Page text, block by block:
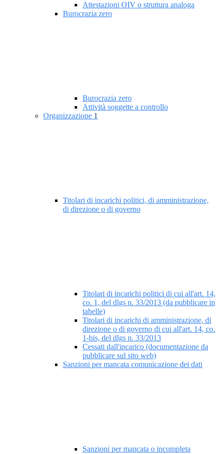
Attestazioni OIV o struttura analoga
Burocrazia zero
Burocrazia zero
Attività soggette a controllo
Organizzazione 1
Titolari di incarichi politici, di amministrazione,
di direzione o di governo
Titolari di incarichi politici di cui all'art. 14,
co. 1, del dlgs n. 33/2013 (da pubblicare in
tabelle)
Titolari di incarichi di amministrazione, di
direzione o di governo di cui all'art. 14, co.
1-bis, del dlgs n. 33/2013
Cessati dall'incarico (documentazione da
pubblicare sul sito web)
Sanzioni per mancata comunicazione dei dati
Sanzioni per mancata o incompleta